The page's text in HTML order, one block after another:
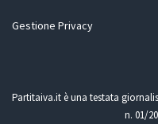
Gestione Privacy
Partitaiva.it è una testata
n. 01/